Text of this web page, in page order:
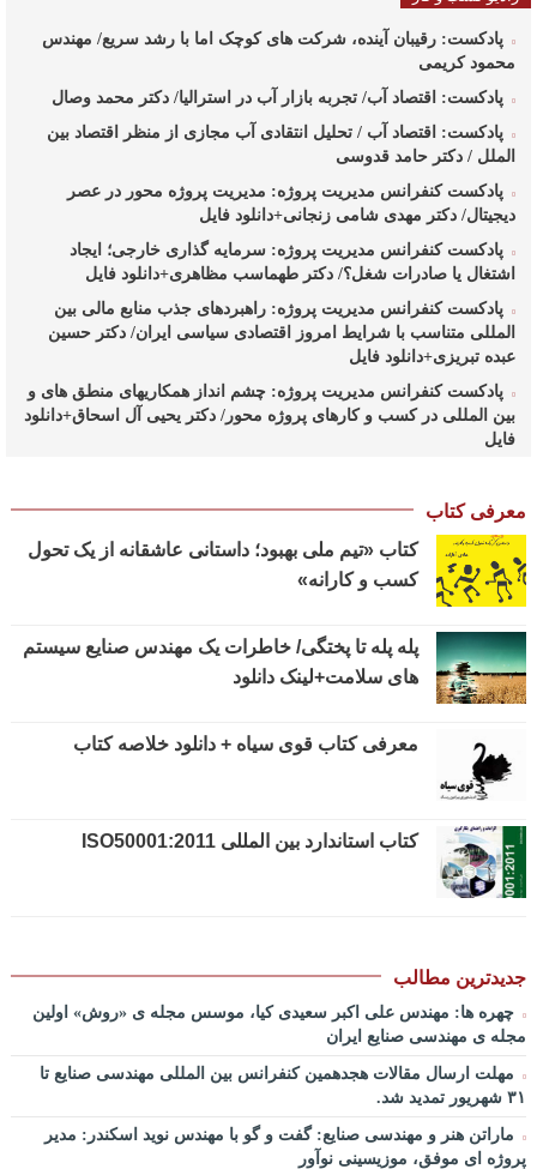
پادکست: رقیبان آینده، شرکت های کوچک اما با رشد سریع/ مهندس
محمود کریمی
پادکست: اقتصاد آب/ تجربه بازار آب در استرالیا/ دکتر محمد وصال
پادکست: اقتصاد آب / تحلیل انتقادی آب مجازی از منظر اقتصاد بین
الملل / دکتر حامد قدوسی
پادکست کنفرانس مدیریت پروژه: مدیریت پروژه محور در عصر
دیجیتال/ دکتر مهدی شامی زنجانی+دانلود فایل
پادکست کنفرانس مدیریت پروژه: سرمایه گذاری خارجی؛ ایجاد
اشتغال یا صادرات شغل؟/ دکتر طهماسب مظاهری+دانلود فایل
پادکست کنفرانس مدیریت پروژه: راهبردهای جذب منابع مالی بین
المللی متناسب با شرایط امروز اقتصادی سیاسی ایران/ دکتر حسین
عبده تبریزی+دانلود فایل
پادکست کنفرانس مدیریت پروژه: چشم انداز همکاریهای منطق های و
بین المللی در کسب و کارهای پروژه محور/ دکتر یحیی آل اسحاق+دانلود
فایل
بیطرف+دانلود فایل
پادکست کنفرانس مدیریت پروژه: حکمرانی در کسب و کارهای پروژه
محور/ دکتر محمد صبحیه+دانلود فایل
شایستگیهای کلیدی در فرایند استراتژی/ دکتر محمد ابویی اردکان+دانلود
فایل صوتی
پادکست کنفرانس مدیریت: چگونه سازمانهای خلاق تری بسازیم/ دکتر
پادکست کنفرانس مدیریت: کاربرد نظریه قراردادها در تدوین
سیستمهای جبران خدمات، جایزه نوبل اقتصاد/ بخش سوم/ مهندس پیمان
دیانی+دانلود فایل صوتی
پادکست کنفرانس مدیریت: کاربرد نظریه قراردادها در تدوین
سیستمهای جبران خدمات، جایزه نوبل اقتصاد/ بخش دوم / دکتر حامد
قدوسی+دانلود فایل صوتی
طالبیان+دانلود فایل صوتی
پادکست سخنرانی دکتر بهرخ خوشنویس در خصوص مدیریت و اقتصاد
در فضا + ساخت کارخانه روی ماه و مریخ
پادکست/ سخنان دکتر سعید رمضانی در خصوص مدیریت دارایی های
فیزیکی
چطور در سازمان ها آینده پژوهی کنیم؟ از کجا شروع کنیم؟ برنامه چه
باید باشد؟! / دانلود فایل صوتی دکتر تقوی
معرفی کتاب
کتاب «تیم ملی بهبود؛ داستانی عاشقانه از یک تحول
کسب و کارانه»
پله پله تا پختگی/ خاطرات یک مهندس صنایع سیستم
های سلامت+لینک دانلود
معرفی کتاب قوی سیاه + دانلود خلاصه کتاب
کتاب استاندارد بین المللی ISO50001:2011
جدیدترین مطالب
چهره ها: مهندس علی اکبر سعیدی کیا، موسس مجله ی «روش» اولین
مجله ی مهندسی صنایع ایران
مهلت ارسال مقالات هجدهمین کنفرانس بین المللی مهندسی صنایع تا
۳۱ شهریور تمدید شد.
ماراتن هنر و مهندسی صنایع: گفت و گو با مهندس نوید اسکندر: مدیر
پروژه ای موفق، موزیسینی نوآور